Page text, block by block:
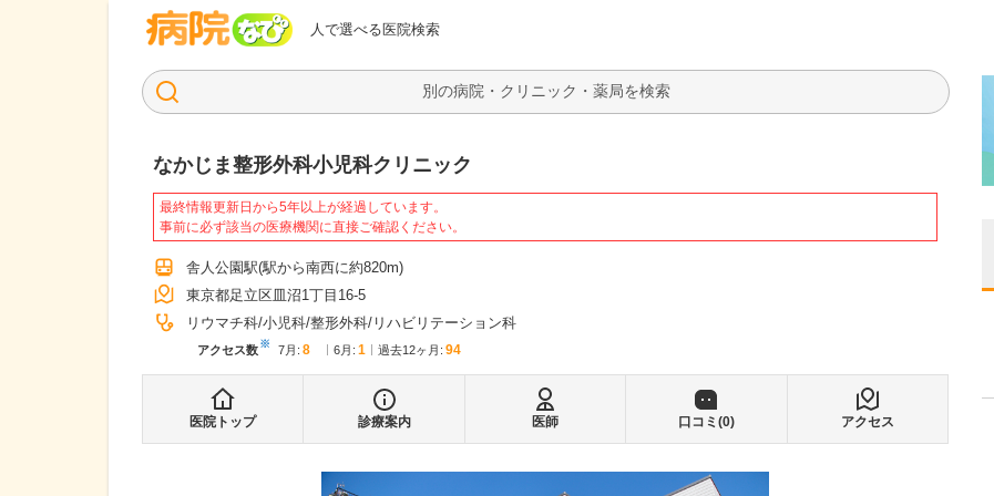
人で選べる医院検索
病院なび
検索
なかじま整形外科小児科クリニック
最終情報更新日から5年以上が経過しています。
事前に必ず該当の医療機関に直接ご確認ください。
舎人公園駅(駅から南西に約820m)
東京都足立区皿沼1丁目16-5
リウマチ科 小児科 整形外科 リハビリテーション科
アクセス数※ 7月 : 8 6月 : 1 過去12ヶ月: 94
医院トップ 診療案内 医師 口コミ(0) アクセス